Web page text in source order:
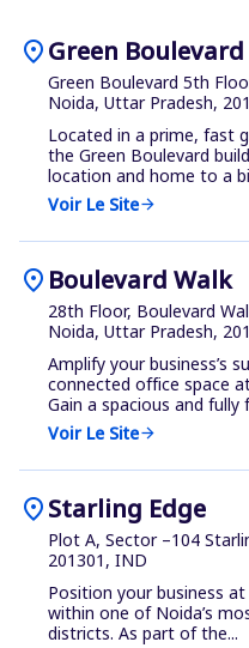
location_onGreen
Green Boulevard 5th
Noida, Uttar Pradesh,
Located in a prime, fast
the Green Boulevard
location and home to a
Voir Le Sitearrow_forward
location_on Boulevard Walk
28th Floor, Boulevard
Noida, Uttar Pradesh,
Amplify your business’s
connected office space
Gain a spacious and fully
Voir Le Sitearrow_forward
location_onStarling Edge
Plot A, Sector –104
201301, IND
Position your business
within one of Noida’s
districts. As part of the...